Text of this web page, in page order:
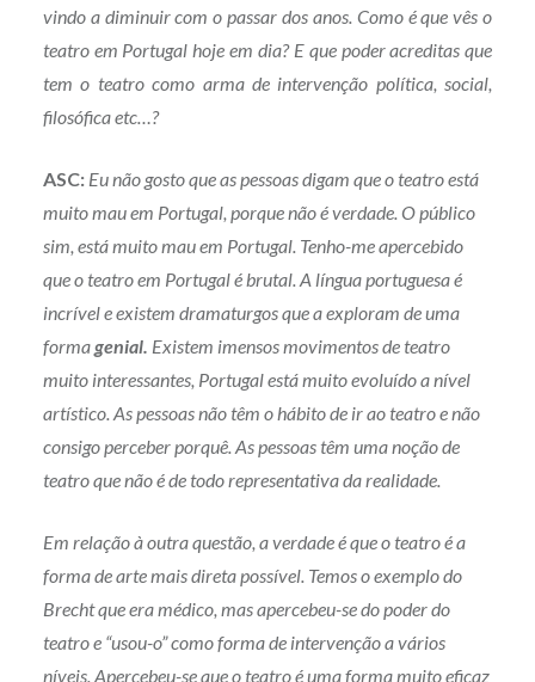
vindo a diminuir com o passar dos anos. Como é que vês o
teatro em Portugal hoje em dia? E que poder acreditas que
tem o teatro como arma de intervenção política, social,
filosófica etc…?
ASC: Eu não gosto que as pessoas digam que o teatro está
muito mau em Portugal, porque não é verdade. O público
sim, está muito mau em Portugal. Tenho-me apercebido
que o teatro em Portugal é brutal. A língua portuguesa é
incrível e existem dramaturgos que a exploram de uma
formagenial. Existem imensos movimentos de teatro
muito interessantes, Portugal está muito evoluído a nível
artístico. As pessoas não têm o hábito de ir ao teatro e não
consigo perceber porquê. As pessoas têm uma noção de
teatro que não é de todo representativa da realidade.
Em relação à outra questão, a verdade é que o teatro é a
forma de arte mais direta possível. Temos o exemplo do
Brecht que era médico, mas apercebeu-se do poder do
teatro e “usou-o” como forma de intervenção a vários
níveis. Apercebeu-se que o teatro é uma forma muito eficaz